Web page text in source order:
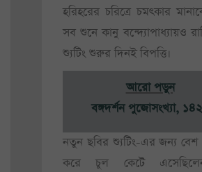
হরিহরের চরিত্রে চমৎকার
সব শুনে কানু বন্দ্যোপাধ্যায়ও
শ্যুটিং শুরুর দিনই বিপত্তি।
আরো পড়ুন
বঙ্গদর্শন পুজোসংখ্যা,
নতুন ছবির শ্যুটিং-এর জন্য বেশ
করে চুল কেটে